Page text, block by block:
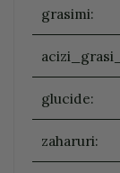
grasimi:
glucide:
zaharuri: